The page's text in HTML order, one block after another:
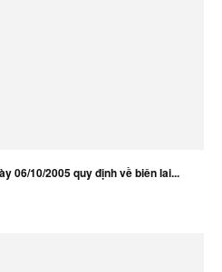
06/10/2005 quy định về biên lai...